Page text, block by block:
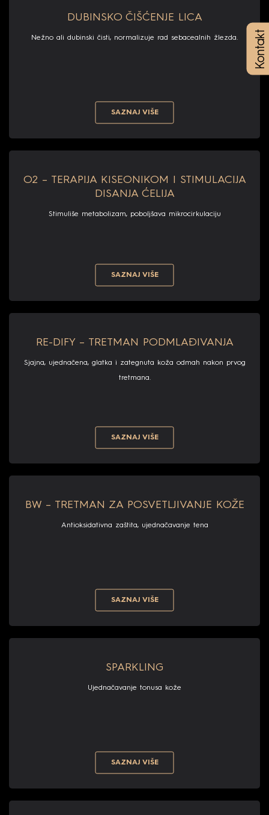
Kontakt
DUBINSKO ČIŠĆENJE LICA
Nežno ali dubinski čisti, normalizuje rad sebacealnih žlezda.
SAZNAJ VIŠE
O2 – TERAPIJA KISEONIKOM I STIMULACIJA
DISANJA ĆELIJA
Stimuliše metabolizam, poboljšava mikrocirkulaciju
SAZNAJ VIŠE
RE-DIFY – TRETMAN PODMLAĐIVANJA
Sjajna, ujednačena, glatka i zategnuta koža odmah nakon prvog
tretmana.
SAZNAJ VIŠE
BW – TRETMAN ZA POSVETLJIVANJE KOŽE
Antioksidativna zaštita, ujednačavanje tena
SAZNAJ VIŠE
SPARKLING
Ujednačavanje tonusa kože
SAZNAJ VIŠE